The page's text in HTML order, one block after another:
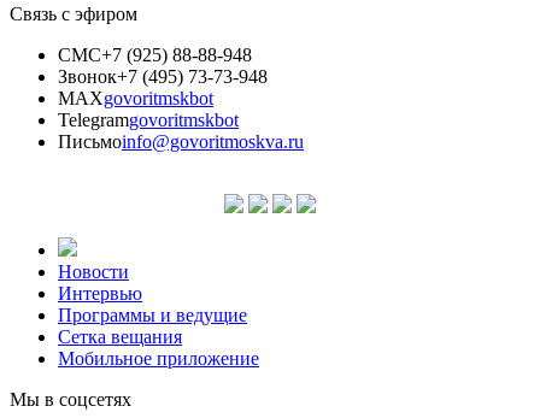
Связь с эфиром
СМС+7 (925) 88-88-948
Звонок+7 (495) 73-73-948
MAXgovoritmskbot
Telegramgovoritmskbot
Письмоinfo@govoritmoskva.ru
Новости
Интервью
Программы и ведущие
Сетка вещания
Мобильное приложение
Мы в соцсетях